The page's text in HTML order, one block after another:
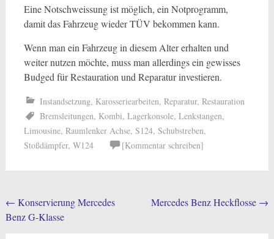
Eine Notschweissung ist möglich, ein Notprogramm,
damit das Fahrzeug wieder TÜV bekommen kann.
Wenn man ein Fahrzeug in diesem Alter erhalten und
weiter nutzen möchte, muss man allerdings ein gewisses
Budged für Restauration und Reparatur investieren.
Instandsetzung, Karosseriearbeiten, Reparatur, Restauration
Bremsleitungen, Kombi, Lagerkonsole, Lenkstangen,
Limousine, Raumlenker Achse, S124, Schubstreben,
Stoßdämpfer, W124 [Kommentar schreiben]
Post
navigation
← Konservierung Mercedes
Benz G-Klasse
Mercedes Benz Heckflosse →